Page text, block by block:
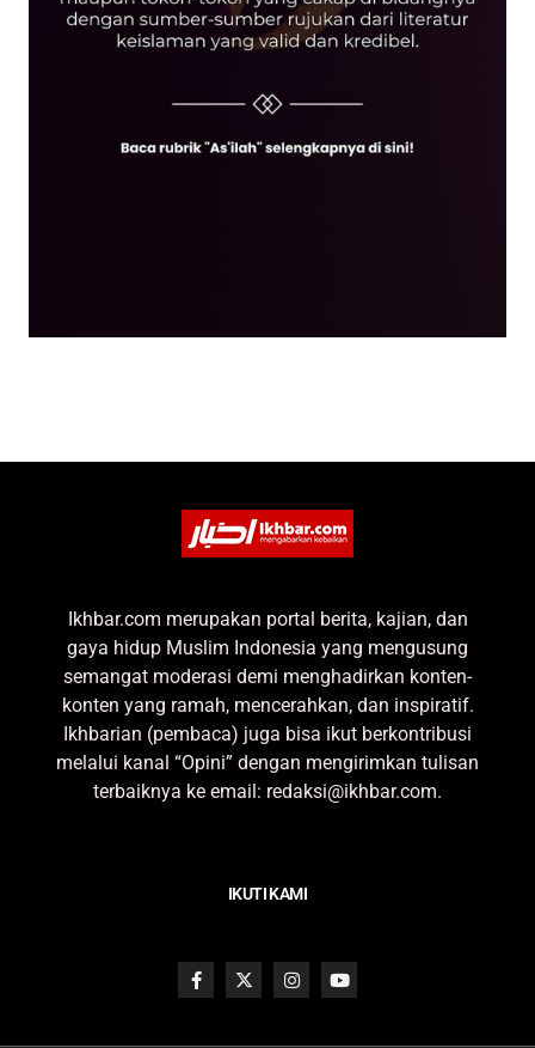
Ikhbar.com merupakan portal berita, kajian, dan
gaya hidup Muslim Indonesia yang mengusung
semangat moderasi demi menghadirkan konten-
konten yang ramah, mencerahkan, dan inspiratif.
Ikhbarian (pembaca) juga bisa ikut berkontribusi
melalui kanal “Opini” dengan mengirimkan tulisan
terbaiknya ke email: redaksi@ikhbar.com.
IKUTI KAMI